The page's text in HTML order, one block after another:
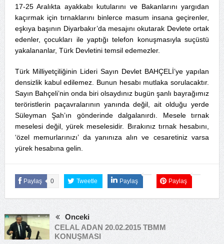
17-25 Aralıkta ayakkabı kutularını ve Bakanlarını yargıdan
kaçırmak için tırnaklarını binlerce masum insana geçirenler,
eşkıya başının Diyarbakır’da mesajını okutarak Devlete ortak
edenler, çocukları ile yaptığı telefon konuşmasıyla suçüstü
yakalananlar, Türk Devletini temsil edemezler.
Türk Milliyetçiliğinin Lideri Sayın Devlet BAHÇELİ’ye yapılan
densizlik kabul edilemez. Bunun hesabı mutlaka sorulacaktır.
Sayın Bahçeli’nin onda biri olsaydınız bugün şanlı bayrağımız
teröristlerin paçavralarının yanında değil, ait olduğu yerde
Süleyman Şah’ın gönderinde dalgalanırdı. Mesele tırnak
meselesi değil, yürek meselesidir. Bırakınız tırnak hesabını,
‘özel memurlarınızı’ da yanınıza alın ve cesaretiniz varsa
yürek hesabına gelin.
Paylaş 0 Tweetle Paylaş Paylaş
Önceki
CELAL ADAN 20.02.2015 TBMM
KONUŞMASI